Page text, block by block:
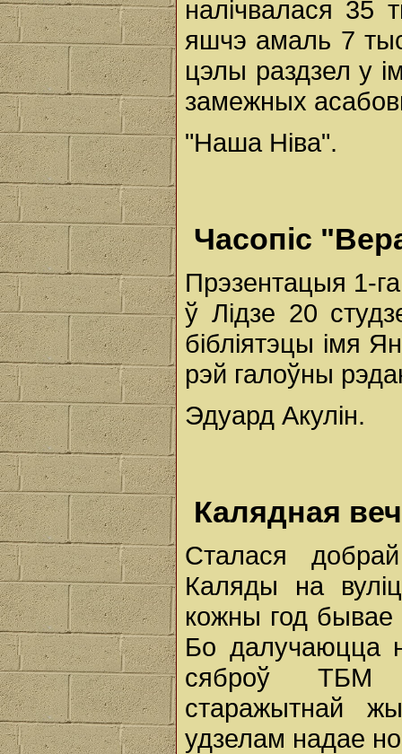
налічвалася 35
яшчэ амаль 7
цэлы раздзел у
замежных
"Наша Ніва".
Часопіс
Прэзентацыя 1-
ў Лідзе 20
бібліятэцы імя
рэй галоўны
Эдуард Акулін.
Калядная
Сталася
Каляды на
кожны год
Бо далучаюцца
сяброў ТБМ
старажытнай
удзелам надае